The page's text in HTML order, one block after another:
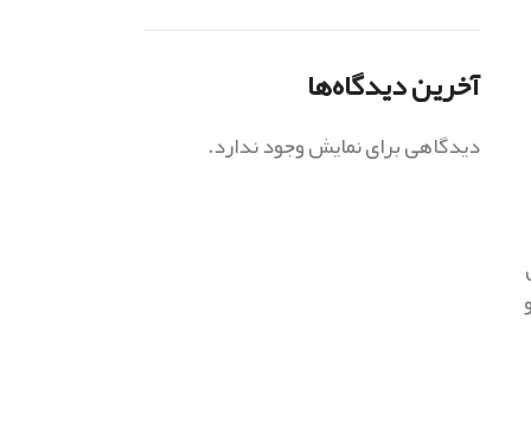
آخرین دیدگاه‌ها
دیدگاهی برای نمایش وجود ندارد.